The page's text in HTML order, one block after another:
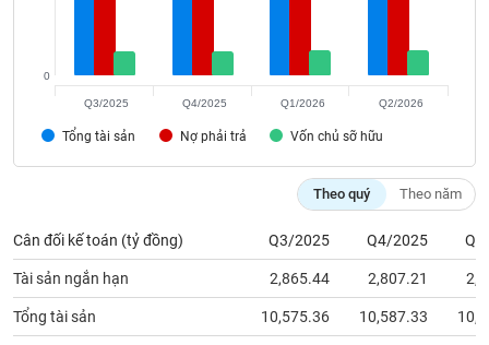
Tổng tài sản Nợ phải trả Vốn chủ sỡ hữu
0
Q3/2025 Q4/2025 Q1/2026 Q2/2026
Theo quý Theo năm
Cân đối kế toán (tỷ đồng) Q3/2025 Q4/2025
Tài sản ngắn hạn 2,865.44 2,807.21
Tổng tài sản 10,575.36 10,587.33
tài